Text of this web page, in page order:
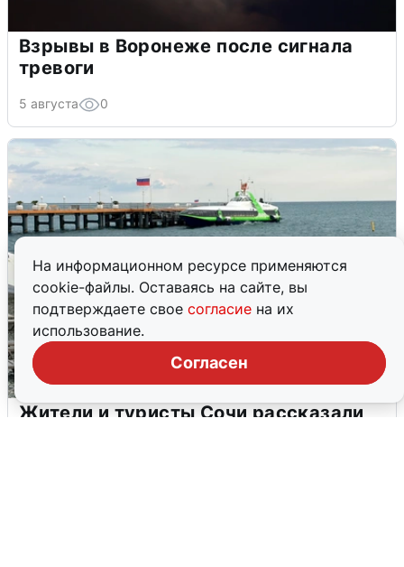
На информационном ресурсе применяются
cookie-файлы. Оставаясь на сайте, вы
подтверждаете свое согласие на их
использование.
Согласен
Взрывы в Воронеже после сигнала
тревоги
5 августа 0
Жители и туристы Сочи рассказали